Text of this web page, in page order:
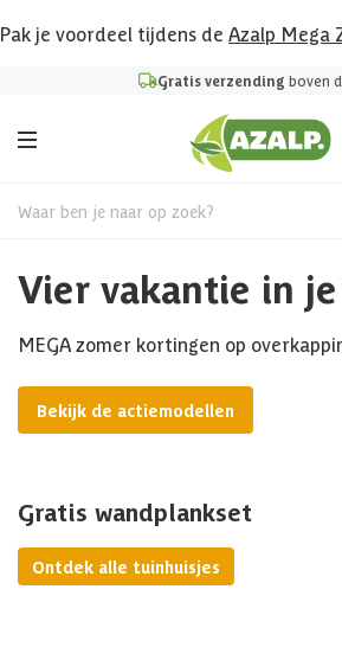
Pak je voordeel tijdens de Azalp Mega
Gratis verzending boven
Waar ben je naar op zoek?
Vier vakantie in
MEGA zomer kortingen op
Bekijk de actiemodellen
Gratis wandplankset
Ontdek alle tuinhuisjes